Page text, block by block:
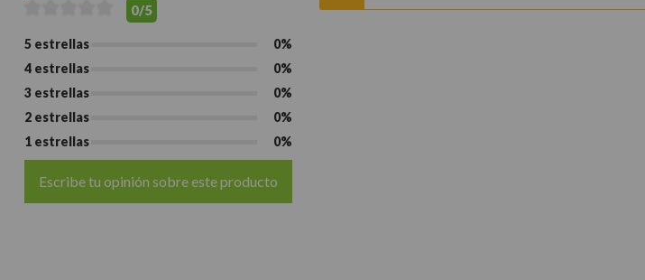
0/5
5 estrellas
0%
4 estrellas
0%
3 estrellas
0%
2 estrellas
0%
1 estrellas
0%
Escribe tu opinión sobre este producto